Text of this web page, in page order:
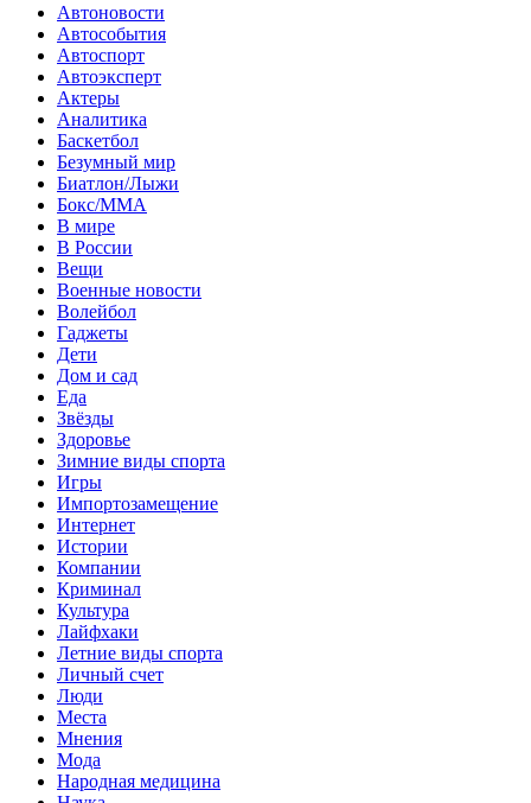
Автоновости
Автособытия
Автоспорт
Автоэксперт
Актеры
Аналитика
Баскетбол
Безумный мир
Биатлон/Лыжи
Бокс/MMA
В мире
В России
Вещи
Военные новости
Волейбол
Гаджеты
Дети
Дом и сад
Еда
Звёзды
Здоровье
Зимние виды спорта
Игры
Импортозамещение
Интернет
Истории
Компании
Криминал
Культура
Лайфхаки
Летние виды спорта
Личный счет
Люди
Места
Мнения
Мода
Народная медицина